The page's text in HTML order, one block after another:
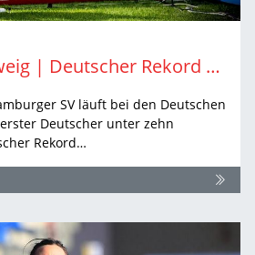
DM Braunschweig | Deutscher Rekord aus Mannheimer Küche
SV läuft bei den Deutschen
Deutscher unter zehn
Rekord…